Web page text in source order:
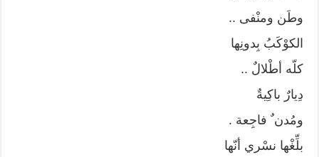
وطَن ومنْفى ..
الكوْكَبُ بِدونِها
كلّه أطْلالٌ ..
دِيارٌ باكِيةٌ
ومُدن ٌ فاجِعة .
بلِّغْها نسْري أنّها